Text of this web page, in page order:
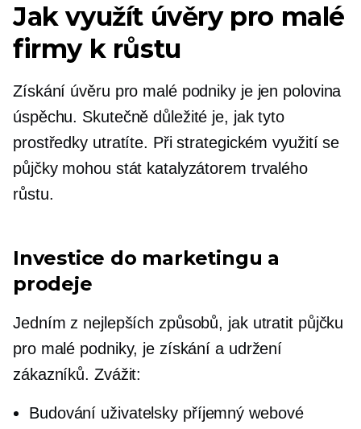
Jak využít úvěry pro malé
firmy k růstu
Získání úvěru pro malé podniky je jen polovina
úspěchu. Skutečně důležité je, jak tyto
prostředky utratíte. Při strategickém využití se
půjčky mohou stát katalyzátorem trvalého
růstu.
Investice do marketingu a
prodeje
Jedním z nejlepších způsobů, jak utratit půjčku
pro malé podniky, je získání a udržení
zákazníků. Zvážit:
Budování uživatelsky příjemný webové